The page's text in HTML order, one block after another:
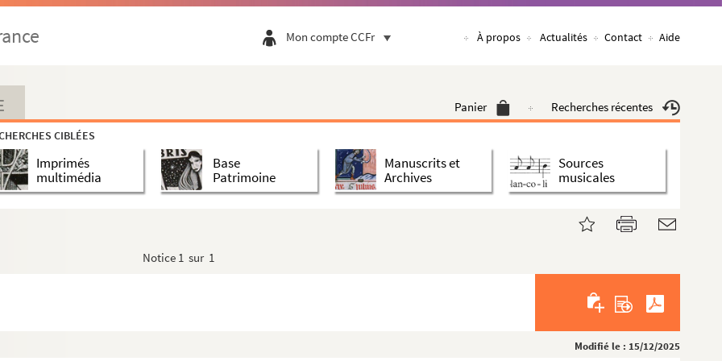
Mon compte CCFr À propos Actualités Contact Aide
Panier Recherches récentes
CIBLÉES
Imprimés
multimédia
Base
Patrimoine
Manuscrits et
Archives
Sources
musicales
Notice 1 sur 1
Modifié le : 15/12/2025